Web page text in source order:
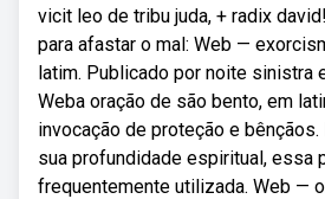
vicit leo de tribu juda, + radix
para afastar o mal: Web —
latim. Publicado por noite sinistra
Weba oração de são bento, em
invocação de proteção e
sua profundidade espiritual, essa
frequentemente utilizada. Web —